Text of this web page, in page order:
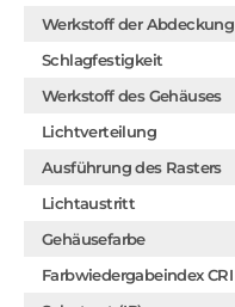
Werkstoff der Abdeckung
Schlagfestigkeit
Werkstoff des Gehäuses
Lichtverteilung
Ausführung des Rasters
Lichtaustritt
Gehäusefarbe
Farbwiedergabeindex CRI